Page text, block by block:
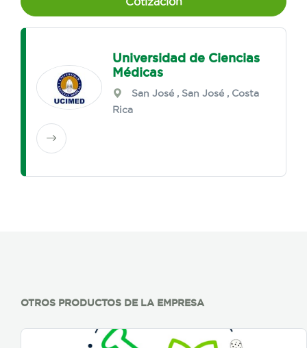
Universidad de Ciencias
Médicas
San José , San José , Costa
Rica
OTROS PRODUCTOS DE LA EMPRESA